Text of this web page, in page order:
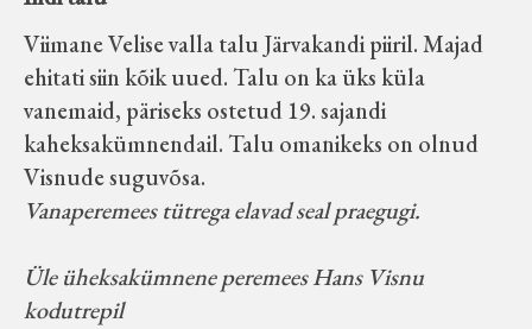
Viimane Velise valla talu Järvakandi piiril. Majad
ehitati siin kõik uued. Talu on ka üks küla
vanemaid, päriseks ostetud 19. sajandi
kaheksakümnendail. Talu omanikeks on olnud
Visnude suguvõsa.
Vanaperemees tütrega elavad seal praegugi.
Üle üheksakümnene peremees Hans Visnu
kodutrepil